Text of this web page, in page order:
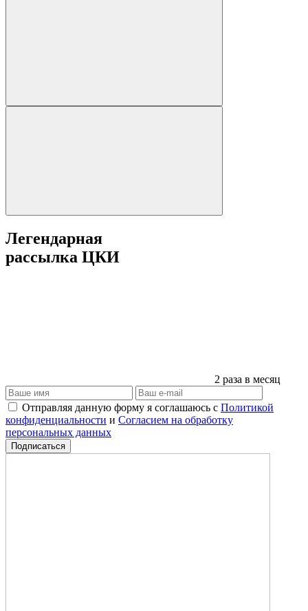
Легендарная
рассылка ЦКИ
2 раза в месяц
Отправляя данную форму я соглашаюсь с Политикой
конфиденциальности и Согласием на обработку
персональных данных
Подписаться